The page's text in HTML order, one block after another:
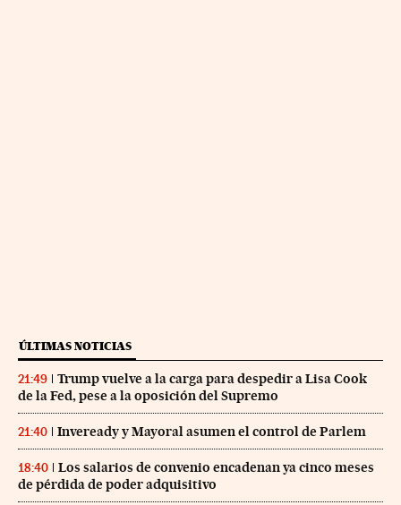
ÚLTIMAS NOTICIAS
21:49
Trump vuelve a la carga para despedir a Lisa Cook
de la Fed, pese a la oposición del Supremo
21:40 Inveready y Mayoral asumen el control de Parlem
18:40
Los salarios de convenio encadenan ya cinco meses
de pérdida de poder adquisitivo